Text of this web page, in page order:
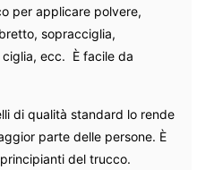
per applicare polvere,
sopracciglia,
ecc. È facile da
di qualità standard lo rende
parte delle persone. È
del trucco.